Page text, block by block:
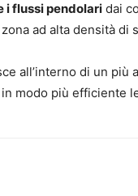
i flussi pendolari dai
ad alta densità di
all’interno di un più
modo più efficiente